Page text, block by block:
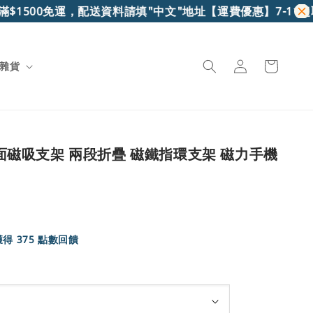
免運，配送資料請填"中文"地址【運費優惠】7-11超取
貨
磁吸支架 兩段折疊 磁鐵指環支架 磁力手機
得 375 點數回饋